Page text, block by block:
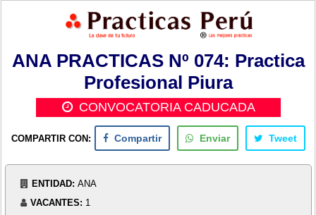
ANA PRACTICAS Nº 074: Practica
Profesional Piura
CONVOCATORIA CADUCADA
COMPARTIR CON: Compartir Enviar Tweet
ENTIDAD: ANA
VACANTES: 1